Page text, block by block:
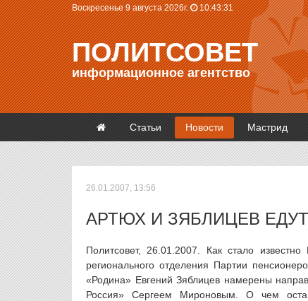
Воскресенье 9 августа 2026г. 10:43:31
ПОЛИТСОВЕТ
информационное агентство
Статьи Новости Мастрид
26.01.2007, 13:56
АРТЮХ И ЗЯБЛИЦЕВ
Политсовет, 26.01.2007. Как стало
регионального отделения Партии
«Родина» Евгений Зяблицев намерены
Россия» Сергеем Мироновым. О чем